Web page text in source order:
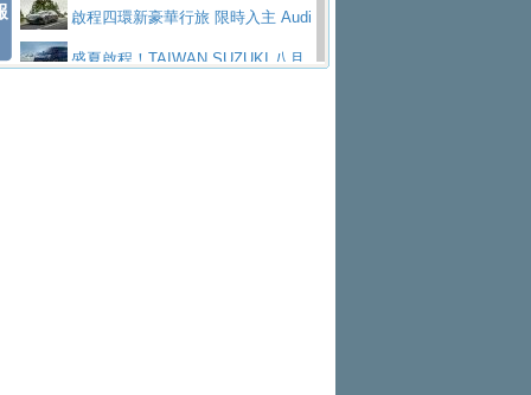
排六座純電旗艦休旅 TZ
有錢也買不到的Golf R！福斯打造
全新Golf R 24h賽車將挑戰紐柏林24小時耐
SKODA公布全新小型純電跨界休旅
慧移動與綠能創新
Volvo Trucks 承諾成為高科技供應
鏈的可靠夥伴XFORCE攜手臺南祀典大天后宮 試
同步實施
遇 啟程四環新豪華行旅 限時入主 Audi
A6 旗艦陣容 低月付5,888元起及3 年乙式險
盛夏啟程！TAIWAN SUZUKI 八月